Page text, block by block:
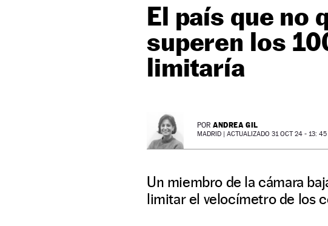
El país que no
superen los
limitaría
POR ANDREA GIL
MADRID | ACTUALIZADO 31 OCT 24 - 13: 45
Un miembro de la cámara
limitar el velocímetro de los